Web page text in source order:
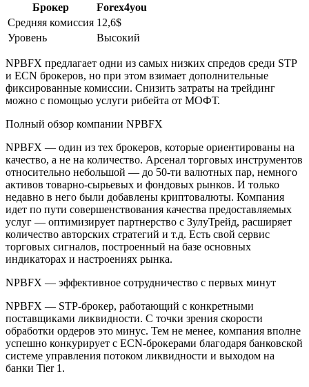
Брокер
Forex4you
Средняя комиссия 12,6$
Уровень
Высокий
NPBFX предлагает одни из самых низких спредов среди STP
и ECN брокеров, но при этом взимает дополнительные
фиксированные комиссии. Снизить затраты на трейдинг
можно с помощью услуги рибейта от МОФТ.
Полный обзор компании NPBFX
NPBFX — один из тех брокеров, которые ориентированы на
качество, а не на количество. Арсенал торговых инструментов
относительно небольшой — до 50-ти валютных пар, немного
активов товарно-сырьевых и фондовых рынков. И только
недавно в него были добавлены криптовалюты. Компания
идет по пути совершенствования качества предоставляемых
услуг — оптимизирует партнерство с ЗулуТрейд, расширяет
количество авторских стратегий и т.д. Есть свой сервис
торговых сигналов, построенный на базе основных
индикаторах и настроениях рынка.
NPBFX — эффективное сотрудничество с первых минут
NPBFX — STP-брокер, работающий с конкретными
поставщиками ликвидности. С точки зрения скорости
обработки ордеров это минус. Тем не менее, компания вполне
успешно конкурирует с ECN-брокерами благодаря банковской
системе управления потоком ликвидности и выходом на
банки Tier 1.